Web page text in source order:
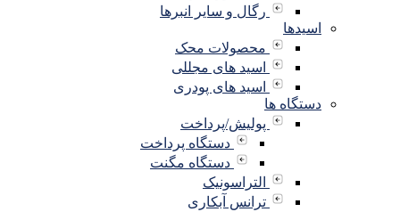
رگال و سایر انبرها
اسیدها
محصولات محک
اسید های مجللی
اسید های پودری
دستگاه ها
پولیش/پرداخت
دستگاه پرداخت
دستگاه مگنت
التراسونیک
ترانس آبکاری